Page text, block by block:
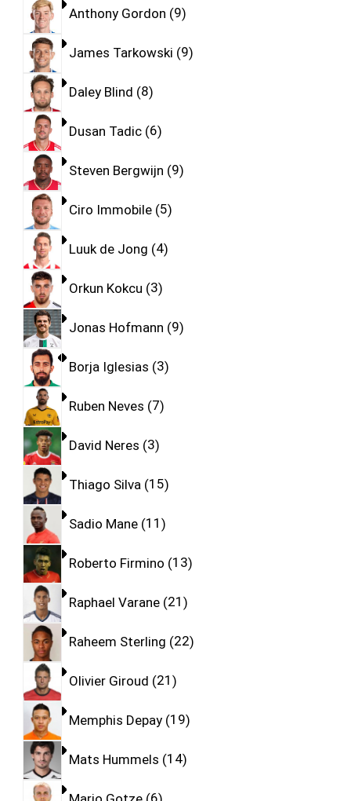
Anthony Gordon 9
James Tarkowski 9
Daley Blind 8
Dusan Tadic 6
Steven Bergwijn 9
Ciro Immobile 5
Luuk de Jong 4
Orkun Kokcu 3
Jonas Hofmann 9
Borja Iglesias 3
Ruben Neves 7
David Neres 3
Thiago Silva 15
Sadio Mane 11
Roberto Firmino 13
Raphael Varane 21
Raheem Sterling 22
Olivier Giroud 21
Memphis Depay 19
Mats Hummels 14